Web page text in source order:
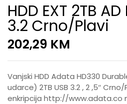
HDD EXT 2TB
3.2 Crno/Plavi
202,29 KM
Vanjski HDD Adata HD330
udarce) 2TB USB 3.2 , 2 ,5″
enkripcija http://